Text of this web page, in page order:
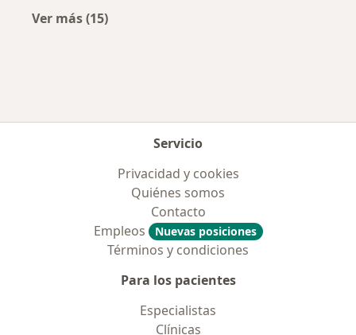
Ver más (15)
Servicio
Privacidad y cookies
Quiénes somos
Contacto
Empleos
Nuevas posiciones
Términos y condiciones
Para los pacientes
Especialistas
Clínicas